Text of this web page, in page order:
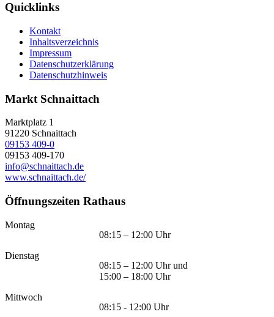
Quicklinks
Kontakt
Inhaltsverzeichnis
Impressum
Datenschutzerklärung
Datenschutzhinweis
Markt Schnaittach
Marktplatz 1
91220 Schnaittach
09153 409-0
09153 409-170
info@schnaittach.de
www.schnaittach.de/
Öffnungszeiten Rathaus
Montag
08:15 – 12:00 Uhr
Dienstag
08:15 – 12:00 Uhr und
15:00 – 18:00 Uhr
Mittwoch
08:15 - 12:00 Uhr